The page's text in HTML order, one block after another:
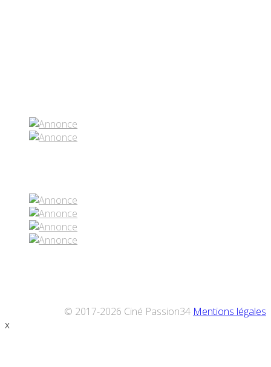
© 2017-2026 Ciné Passion34 Mentions légales
x